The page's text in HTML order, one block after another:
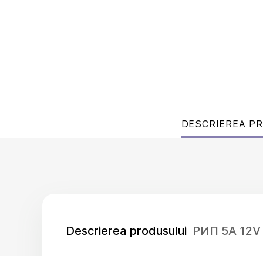
DESCRIEREA
Descrierea produsului РИП 5А